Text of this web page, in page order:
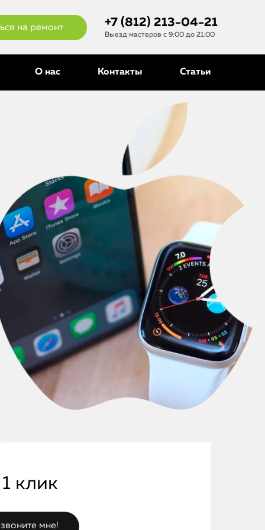
на ремонт +7 (812) 213-04-21
Выезд мастеров с 9:00 до 21:00
О нас Контакты Статьи
клик